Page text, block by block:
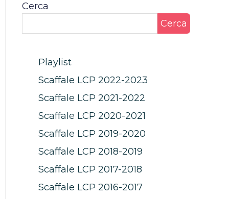
Cerca
Cerca
Playlist
Scaffale LCP 2022-2023
Scaffale LCP 2021-2022
Scaffale LCP 2020-2021
Scaffale LCP 2019-2020
Scaffale LCP 2018-2019
Scaffale LCP 2017-2018
Scaffale LCP 2016-2017